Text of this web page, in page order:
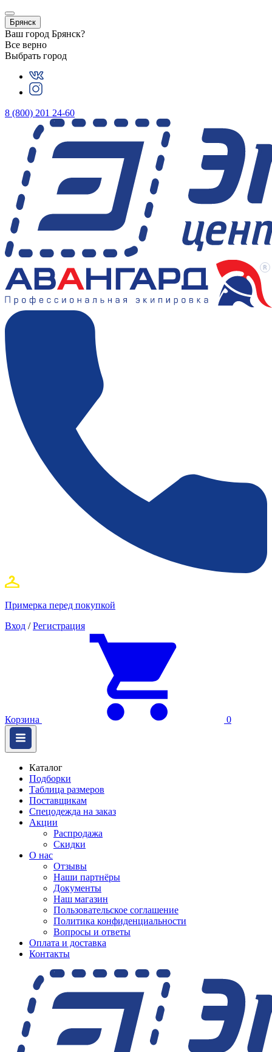
Брянск
Ваш город Брянск?
Все верно
Выбрать город
8 (800) 201 24-60
Примерка перед покупкой
Вход / Регистрация
Корзина 0
Каталог
Подборки
Таблица размеров
Поставщикам
Спецодежда на заказ
Акции
Распродажа
Скидки
О нас
Отзывы
Наши партнёры
Документы
Наш магазин
Пользовательское соглашение
Политика конфиденциальности
Вопросы и ответы
Оплата и доставка
Контакты